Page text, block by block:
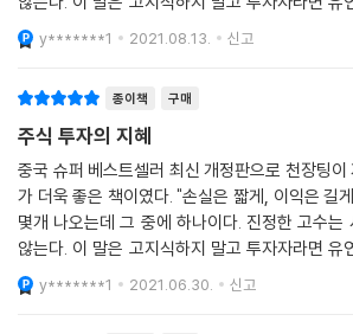
없고, 사지 않으면 안절부절못하게 만들 것이다.
--- p.212
주가가 많이 올랐다는 이유만으로 절대 매도하지
라. 다시 한번 강조한다. 손실은 짧게, 이익은 길게!
--- p.233
이 단계에 들어서면 돈을 잃어도 돈을 벌어도 늘
할 수 있다. 손절매 역시 게임의 일부라는 걸 알기
않는다. 수익을 냈다 해도 이 역시 필연적인 결과
고 해서 쓴 말인듯... 저자는 월스트리트의
y*******1 2021.08.13. 신고
종이책 구매
주식 투자의 지혜
중국 슈퍼 베스트셀러 최신 개정판으로 천장팅
가 더욱 좋은 책이였다. "손실은 짧게, 이익은 길게" 책에 남기고 싶은말이
몇개 나오는데 그 중에 하나이다. 진정한 고수는 사소한 원칙에 얽매이지
않는다. 이 말은 고지식하지 말고 투자자라면 유
고 해서 쓴 말인듯... 저자는 월스트리트의
y*******1 2021.06.30. 신고